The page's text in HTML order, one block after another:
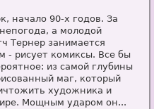
начало 90-х годов. За
а молодой
Тернер занимается
- рисует комиксы. Все бы
из самой глубины
маг, который
художника и
Мощным ударом он...